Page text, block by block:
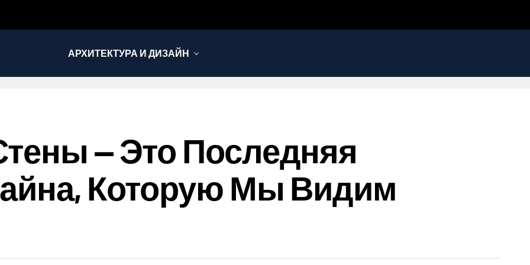
АРХИТЕКТУРА И ДИЗАЙН
— Это Последняя
Которую Мы Видим